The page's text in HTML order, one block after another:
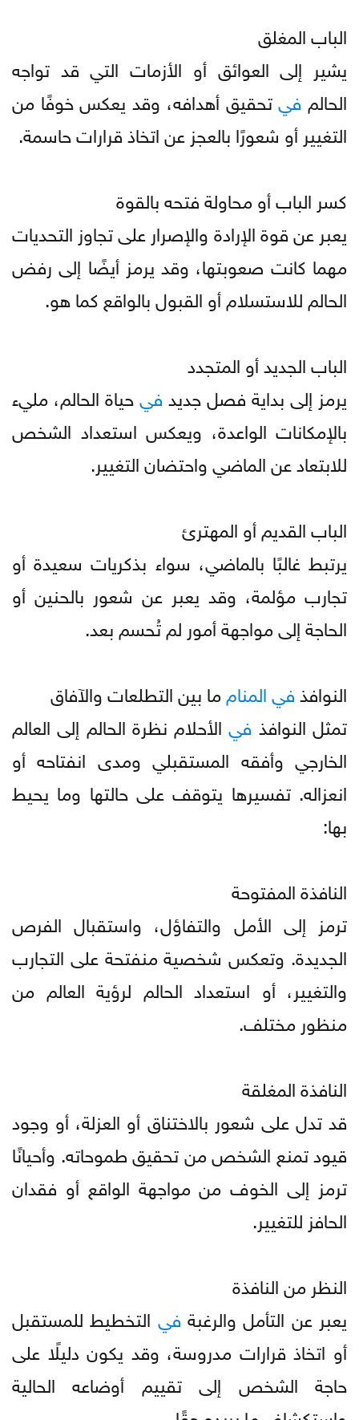
الباب المغلق
يشير إلى العوائق أو الأزمات التي قد تواجه
الحالم فيتحقيق أهدافه، وقد يعكس خوفًا من
التغيير أو شعورًا بالعجز عن اتخاذ قرارات حاسمة.
كسر الباب أو محاولة فتحه بالقوة
يعبر عن قوة الإرادة والإصرار على تجاوز التحديات
مهما كانت صعوبتها، وقد يرمز أيضًا إلى رفض
الحالم للاستسلام أو القبول بالواقع كما هو.
الباب الجديد أو المتجدد
يرمز إلى بداية فصل جديدفيحياة الحالم، مليء
بالإمكانات الواعدة، ويعكس استعداد الشخص
للابتعاد عن الماضي واحتضان التغيير.
الباب القديم أو المهترئ
يرتبط غالبًا بالماضي، سواء بذكريات سعيدة أو
تجارب مؤلمة، وقد يعبر عن شعور بالحنين أو
الحاجة إلى مواجهة أمور لم تُحسم بعد.
النوافذفيالمنامما بين التطلعات والآفاق
تمثل النوافذ فيالأحلام نظرة الحالم إلى العالم
الخارجي وأفقه المستقبلي ومدى انفتاحه أو
انعزاله. تفسيرها يتوقف على حالتها وما يحيط
بها:
النافذة المفتوحة
ترمز إلى الأمل والتفاؤل، واستقبال الفرص
الجديدة. وتعكس شخصية منفتحة على التجارب
والتغيير، أو استعداد الحالم لرؤية العالم من
منظور مختلف.
النافذة المغلقة
قد تدل على شعور بالاختناق أو العزلة، أو وجود
قيود تمنع الشخص من تحقيق طموحاته. وأحيانًا
ترمز إلى الخوف من مواجهة الواقع أو فقدان
الحافز للتغيير.
النظر من النافذة
يعبر عن التأمل والرغبة في التخطيط للمستقبل
أو اتخاذ قرارات مدروسة، وقد يكون دليلًا على
حاجة الشخص إلى تقييم أوضاعه الحالية